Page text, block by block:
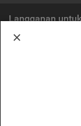
Langganan
Cermati merupakan
OJK. Oleh karena itu,
ditawarkan bukan
diterbitkan oleh